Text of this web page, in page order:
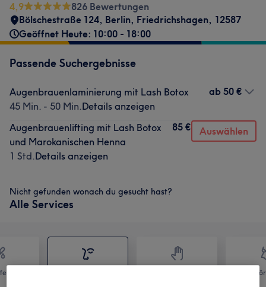
4,9
826 Bewertungen
Bölschestraße 124, Berlin, Friedrichshagen, 12587
Geöffnet Heute: 10:00 - 18:00
Passende Suchergebnisse
Augenbrauenlaminierung mit Lash Botox
45 Min. - 50 Min.Details anzeigen
ab 50 €
Augenbrauenlifting mit Lash Botox
und Marokanischen Henna
1 Std.Details anzeigen
85 € Auswählen
Nicht gefunden wonach du gesucht hast?
Alle Services